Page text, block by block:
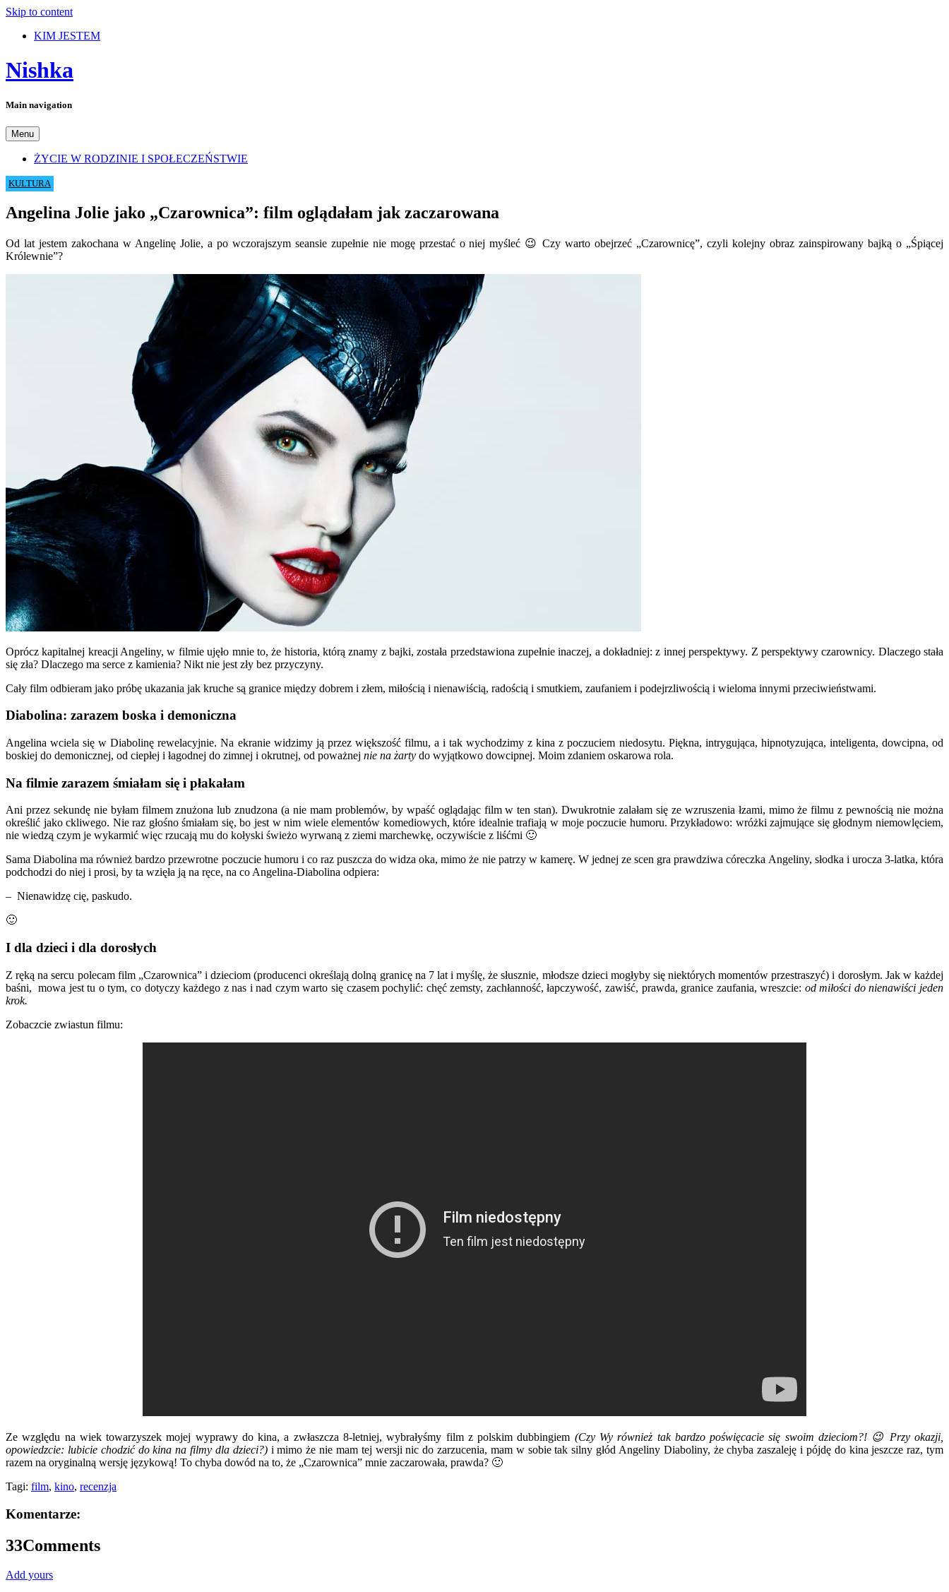
Skip to content
KIM JESTEM
Nishka
Main navigation
Menu
ŻYCIE W RODZINIE I SPOŁECZEŃSTWIE
KULTURA
Angelina Jolie jako „Czarownica”: film oglądałam jak zaczarowana
Od lat jestem zakochana w Angelinę Jolie, a po wczorajszym seansie zupełnie nie mogę przestać o niej myśleć 😉 Czy warto obejrzeć „Czarownicę”, czyli kolejny obraz zainspirowany bajką o „Śpiącej
Królewnie”?
Oprócz kapitalnej kreacji Angeliny, w filmie ujęło mnie to, że historia, którą znamy z bajki, została przedstawiona zupełnie inaczej, a dokładniej: z innej perspektywy. Z perspektywy czarownicy. Dlaczego stała
się zła? Dlaczego ma serce z kamienia? Nikt nie jest zły bez przyczyny.
Cały film odbieram jako próbę ukazania jak kruche są granice między dobrem i złem, miłością i nienawiścią, radością i smutkiem, zaufaniem i podejrzliwością i wieloma innymi przeciwieństwami.
Diabolina: zarazem boska i demoniczna
Angelina wciela się w Diabolinę rewelacyjnie. Na ekranie widzimy ją przez większość filmu, a i tak wychodzimy z kina z poczuciem niedosytu. Piękna, intrygująca, hipnotyzująca, inteligenta, dowcipna, od
boskiej do demonicznej, od ciepłej i łagodnej do zimnej i okrutnej, od poważnej nie na żarty do wyjątkowo dowcipnej. Moim zdaniem oskarowa rola.
Na filmie zarazem śmiałam się i płakałam
Ani przez sekundę nie byłam filmem znużona lub znudzona (a nie mam problemów, by wpaść oglądając film w ten stan). Dwukrotnie zalałam się ze wzruszenia łzami, mimo że filmu z pewnością nie można
określić jako ckliwego. Nie raz głośno śmiałam się, bo jest w nim wiele elementów komediowych, które idealnie trafiają w moje poczucie humoru. Przykładowo: wróżki zajmujące się głodnym niemowlęciem,
nie wiedzą czym je wykarmić więc rzucają mu do kołyski świeżo wyrwaną z ziemi marchewkę, oczywiście z liśćmi 🙂
Sama Diabolina ma również bardzo przewrotne poczucie humoru i co raz puszcza do widza oka, mimo że nie patrzy w kamerę. W jednej ze scen gra prawdziwa córeczka Angeliny, słodka i urocza 3-latka, która
podchodzi do niej i prosi, by ta wzięła ją na ręce, na co Angelina-Diabolina odpiera:
– Nienawidzę cię, paskudo.
🙂
I dla dzieci i dla dorosłych
Z ręką na sercu polecam film „Czarownica” i dzieciom (producenci określają dolną granicę na 7 lat i myślę, że słusznie, młodsze dzieci mogłyby się niektórych momentów przestraszyć) i dorosłym. Jak w każdej
baśni, mowa jest tu o tym, co dotyczy każdego z nas i nad czym warto się czasem pochylić: chęć zemsty, zachłanność, łapczywość, zawiść, prawda, granice zaufania, wreszcie: od miłości do nienawiści jeden
krok.
Zobaczcie zwiastun filmu:
Ze względu na wiek towarzyszek mojej wyprawy do kina, a zwłaszcza 8-letniej, wybrałyśmy film z polskim dubbingiem (Czy Wy również tak bardzo poświęcacie się swoim dzieciom?! 😉 Przy okazji,
opowiedzcie: lubicie chodzić do kina na filmy dla dzieci?)i mimo że nie mam tej wersji nic do zarzucenia, mam w sobie tak silny głód Angeliny Diaboliny, że chyba zaszaleję i pójdę do kina jeszcze raz, tym
razem na oryginalną wersję językową! To chyba dowód na to, że „Czarownica” mnie zaczarowała, prawda? 🙂
Tagi: film, kino, recenzja
Komentarze:
33Comments
Add yours